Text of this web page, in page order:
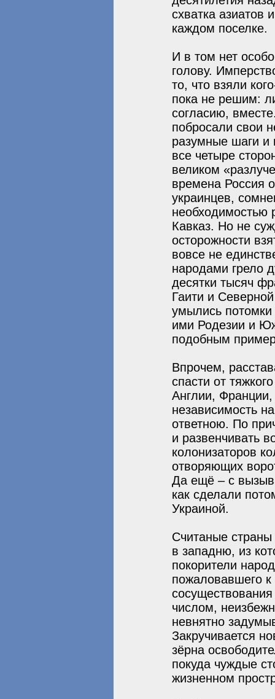
схватка азиатов
каждом поселке.
И в том нет
голову.
то, что взяли
пока не решим:
согласию,
побросали свои
разумные шаги и
все четыре
великом
времена Россия
украинцев,
необходимостью
Кавказ. Но не
осторожности
вовсе не
народами грело
десятки тысяч
Гаити и
умылись потомки
ими Родезии и
подобным
Впрочем,
спасти от
Англии,
независимость
ответною. По
и развенчивать
колонизаторов
отворяющих
Да ещё – с
как сделали
Украиной.
Считаные страны
в западню, из
покорители
пожаловавшего к
числом,
невнятно
Закручивается
зёрна
покуда чуждые
жизненном